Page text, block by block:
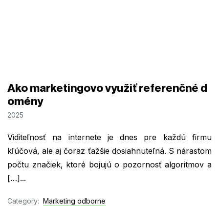
Ako marketingovo využiť referenčné d
omény
2025
Viditeľnosť na internete je dnes pre každú firmu
kľúčová, ale aj čoraz ťažšie dosiahnuteľná. S nárastom
počtu značiek, ktoré bojujú o pozornosť algoritmov a
[…]...
Category: Marketing odborne